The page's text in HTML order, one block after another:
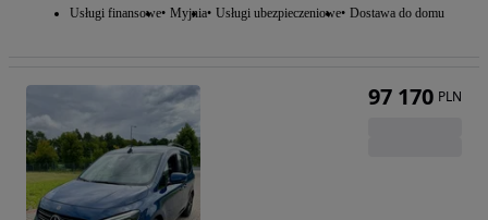
Usługi finansowe Myjnia Usługi ubezpieczeniowe Dostawa do domu
97 170 PLN